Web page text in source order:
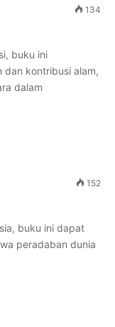
134
buku ini
dan kontribusi alam,
dalam
152
buku ini dapat
peradaban dunia